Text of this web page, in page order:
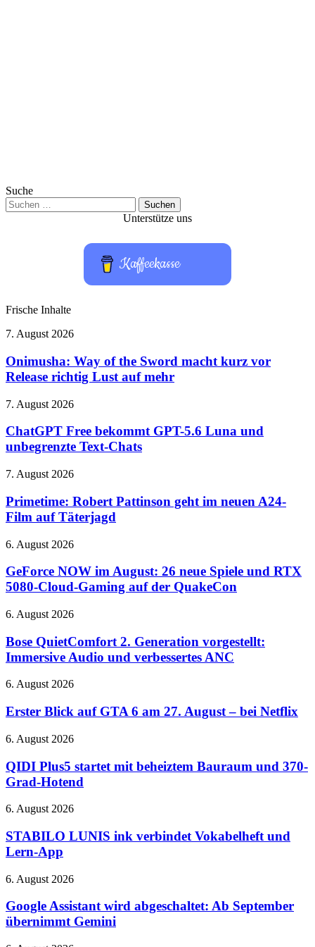
Suche
Suchen
nach:
Unterstütze uns
Kaffeekasse
Frische Inhalte
Onimusha:
of
the
Sword
kurz
Release
richtig
auf
7. August 2026
Onimusha: Way of the Sword macht kurz vor
Release richtig Lust auf mehr
ChatGPT
bekommt
GPT-
5.6
und
Text-
Chats
7. August 2026
ChatGPT Free bekommt GPT-5.6 Luna und
unbegrenzte Text-Chats
Primetime:
Pattinson
geht
im
A24-
auf
Täterjagd
7. August 2026
Primetime: Robert Pattinson geht im neuen A24-
Film auf Täterjagd
GeForce
im
August:
26
Spiele
RTX
5080-
Gaming
der
QuakeCon
6. August 2026
GeForce NOW im August: 26 neue Spiele und RTX
5080-Cloud-Gaming auf der QuakeCon
Bose
2.
Generation
vorgestellt:
Audio
verbessertes
6. August 2026
Bose QuietComfort 2. Generation vorgestellt:
Immersive Audio und verbessertes ANC
Erster
auf
GTA
6
am
27.
August
–
Netflix
6. August 2026
Erster Blick auf GTA 6 am 27. August – bei Netflix
QIDI
startet
mit
beheiztem
und
Grad-
Hotend
6. August 2026
QIDI Plus5 startet mit beheiztem Bauraum und 370-
Grad-Hotend
STABILO
ink
verbindet
Vokabelheft
Lern-
6. August 2026
STABILO LUNIS ink verbindet Vokabelheft und
Lern-App
Google
wird
abgeschaltet:
Ab
6. August 2026
Google Assistant wird abgeschaltet: Ab September
übernimmt Gemini